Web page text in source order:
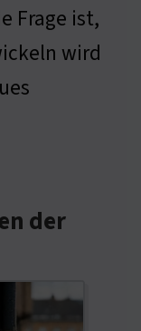
Frage ist,
wird
der